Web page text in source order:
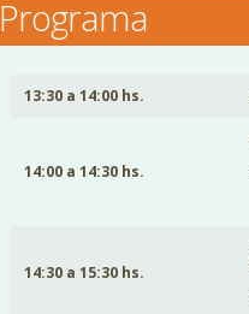
Programa
13:30 a 14:00 hs.
14:00 a 14:30 hs.
14:30 a 15:30 hs.